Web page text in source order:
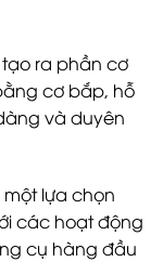
ra phần cơ
cơ bắp, hỗ
và duyên
lựa chọn
các hoạt động
cụ hàng đầu